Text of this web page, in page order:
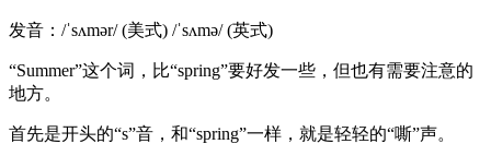
发音：/ˈsʌmər/ (美式) /ˈsʌmə/ (英式)
“Summer”这个词，比“spring”要好发一些，但也有需要注意的
地方。
首先是开头的“s”音，和“spring”一样，就是轻轻的“嘶”声。